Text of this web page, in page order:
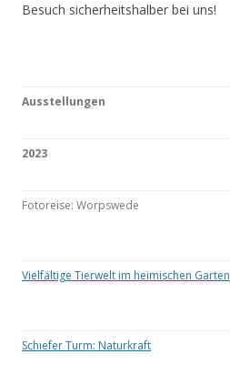
Besuch sicherheitshalber bei uns!
Ausstellungen
2023
Fotoreise: Worpswede
Vielfältige Tierwelt im heimischen Garten
Schiefer Turm: Naturkraft